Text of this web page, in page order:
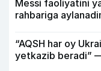
Messi faoliyatini
rahbariga
“AQSH har oy
yetkazib beradi”